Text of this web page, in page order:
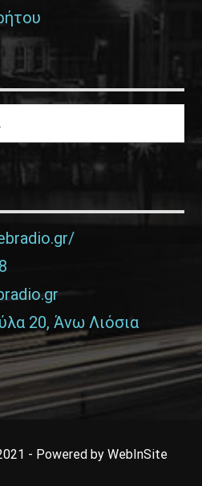
20, Άνω Λιόσια
- Powered by WebInSite